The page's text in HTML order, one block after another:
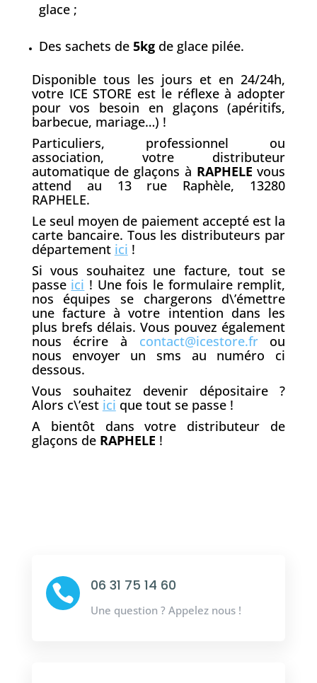
glace ;
Des sachets de 5kgde glace pilée.
Disponible tous les jours et en 24/24h,
votre ICE STORE est le réflexe à adopter
pour vos besoin en glaçons (apéritifs,
barbecue, mariage…) !
Particuliers, professionnel ou
association, votre distributeur
automatique de glaçons à RAPHELE vous
attend au 13 rue Raphèle, 13280
RAPHELE.
Le seul moyen de paiement accepté est la
carte bancaire. Tous les distributeurs par
département ici !
Si vous souhaitez une facture, tout se
passe ici ! Une fois le formulaire remplit,
nos équipes se chargerons d\’émettre
une facture à votre intention dans les
plus brefs délais. Vous pouvez également
nous écrire à contact@icestore.frou
nous envoyer un sms au numéro ci
dessous.
Vous souhaitez devenir dépositaire ?
Alors c\’est ici que tout se passe !
A bientôt dans votre distributeur de
glaçons de RAPHELE !
 06 31 75 14 60
Une question ? Appelez nous !